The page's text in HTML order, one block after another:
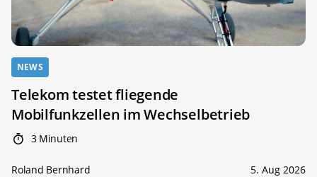
NEWS
Telekom testet fliegende
Mobilfunkzellen im Wechselbetrieb
3 Minuten
Roland Bernhard 5. Aug 2026